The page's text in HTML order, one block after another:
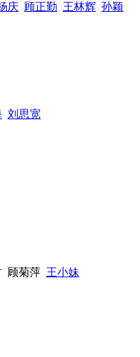
庆 顾正勤 王林辉 孙颖
刘思宽
顾菊萍 王小妹